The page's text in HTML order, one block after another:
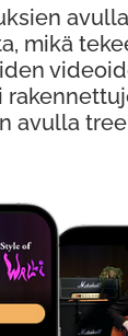
mikä
avulla